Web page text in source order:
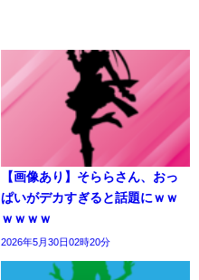
【画像あり】そららさん、おっ
ぱいがデカすぎると話題にｗｗ
ｗｗｗｗ
2026年5月30日02時20分